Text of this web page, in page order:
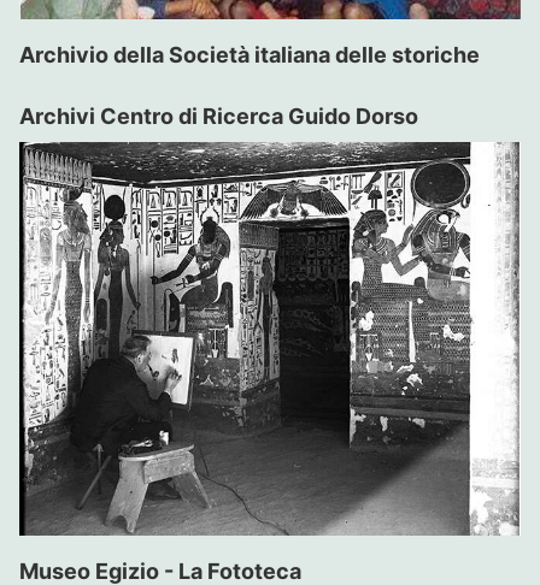
Archivio della Società italiana delle storiche
Archivi Centro di Ricerca Guido Dorso
Museo Egizio - La Fototeca